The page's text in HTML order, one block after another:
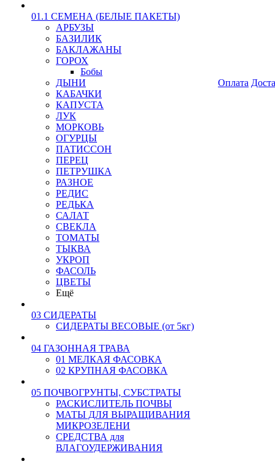
01.1 СЕМЕНА (БЕЛЫЕ ПАКЕТЫ)
АРБУЗЫ
БАЗИЛИК
БАКЛАЖАНЫ
ГОРОХ
Бобы
ДЫНИ
КАБАЧКИ
КАПУСТА
ЛУК
МОРКОВЬ
ОГУРЦЫ
ПАТИССОН
ПЕРЕЦ
ПЕТРУШКА
РАЗНОЕ
РЕДИС
РЕДЬКА
САЛАТ
СВЕКЛА
ТОМАТЫ
ТЫКВА
УКРОП
ФАСОЛЬ
ЦВЕТЫ
Ещё
03 СИДЕРАТЫ
СИДЕРАТЫ ВЕСОВЫЕ (от 5кг)
04 ГАЗОННАЯ ТРАВА
01 МЕЛКАЯ ФАСОВКА
02 КРУПНАЯ ФАСОВКА
05 ПОЧВОГРУНТЫ, СУБСТРАТЫ
РАСКИСЛИТЕЛЬ ПОЧВЫ
МАТЫ ДЛЯ ВЫРАЩИВАНИЯ
МИКРОЗЕЛЕНИ
СРЕДСТВА для
ВЛАГОУДЕРЖИВАНИЯ
Оплата